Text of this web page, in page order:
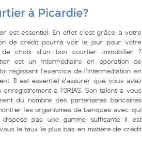
à Picardie?
est essentiel. En effet c'est grâce à votre
de crédit pourra voir le jour pour votre
choix d'un bon courtier immobilier ?
est un intermédiaire en opération de
régissant l'exercice de l'intermédiation en
Il est essentiel s'assurer que vous avez
à l'ORIAS. Son talent à vous
du nombre des partenaires bancaires
les organismes de banques avec qui
pas une gamme suffisante il est
le taux le plus bas en matière de crédit